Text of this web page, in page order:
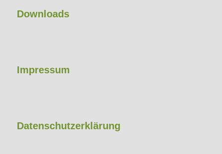
Downloads
Impressum
Datenschutzerklärung